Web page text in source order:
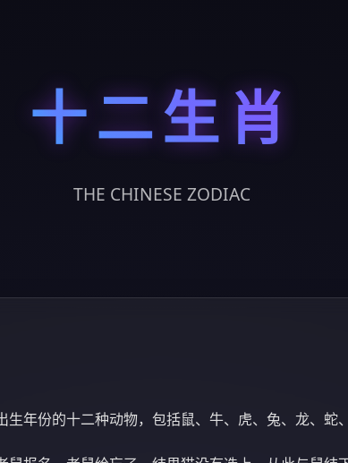
十二生肖
THE CHINESE ZODIAC
年份的十二种动物，包括鼠、牛、虎、兔、龙、蛇